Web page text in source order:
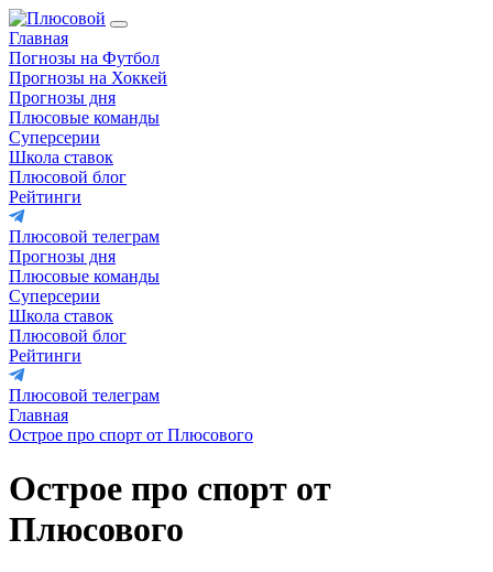
Главная
Погнозы на Футбол
Прогнозы на Хоккей
Прогнозы дня
Плюсовые команды
Суперсерии
Школа ставок
Плюсовой блог
Рейтинги
Плюсовой телеграм
Прогнозы дня
Плюсовые команды
Суперсерии
Школа ставок
Плюсовой блог
Рейтинги
Плюсовой телеграм
Главная
Острое про спорт от Плюсового
Острое про спорт от
Плюсового